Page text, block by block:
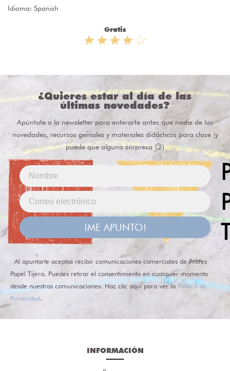
Idioma: Spanish
Gratis
¿Quieres estar al día de las
últimas novedades?
Apúntate a la newsletter para enterarte antes que nadie de las
novedades, recursos geniales y materiales didácticos para clase (y
puede que alguna sorpresa 😏)
¡ME APUNTO!
Al apuntarte aceptas recibir comunicaciones comerciales de Profes
Papel Tijera. Puedes retirar el consentimiento en cualquier momento
desde nuestras comunicaciones. Haz clic aquí para ver la Política de
Privacidad.
INFORMACIÓN